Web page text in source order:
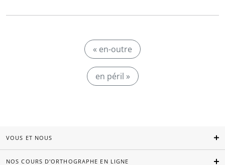
« en-outre
en péril »
VOUS ET NOUS
NOS COURS D'ORTHOGRAPHE EN LIGNE